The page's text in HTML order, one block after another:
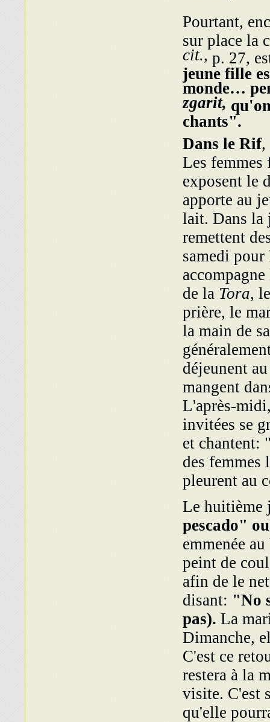
Pourtant,
sur place la
cit., p. 27,
jeune fille
monde…
zgarit,
chants".
Dans le Rif,
Les femmes
exposent le
apporte au
lait. Dans la
remettent
samedi
de la Tora,
prière, le
la main de
déjeunent
mangent
L'après-
invitées se
et chantent:
des femmes
pleurent au
Le huitième
pescado"
emmenée
peint de
afin de le
disant: "No
pas). La
Dimanche,
C'est ce
restera à la
visite. C'est
qu'elle